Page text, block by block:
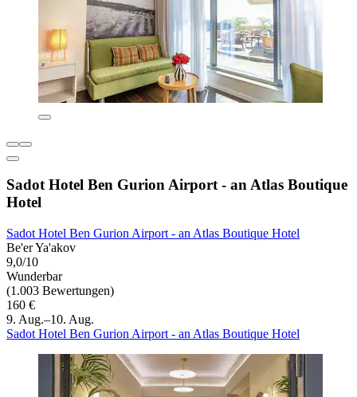
Sadot Hotel Ben Gurion Airport - an Atlas Boutique
Hotel
Sadot Hotel Ben Gurion Airport - an Atlas Boutique Hotel
Be'er Ya'akov
9,0/10
Wunderbar
(1.003 Bewertungen)
160 €
9. Aug.–10. Aug.
Sadot Hotel Ben Gurion Airport - an Atlas Boutique Hotel